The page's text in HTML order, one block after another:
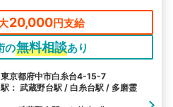
20,000円支給
の無料相談あり
京都府中市白糸台4-15-7
： 武蔵野台駅 / 白糸台駅 / 多磨霊